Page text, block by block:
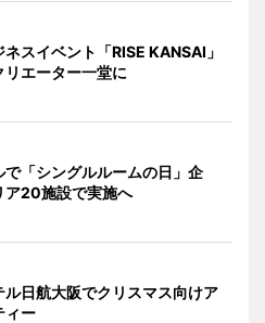
ネスイベント「RISE KANSAI」
エーター一堂に
で「シングルルームの日」企
20施設で実施へ
ル日航大阪でクリスマス向けア
ィー